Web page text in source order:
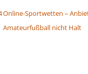
Online-Sportwetten –
Amateurfußball nicht Halt